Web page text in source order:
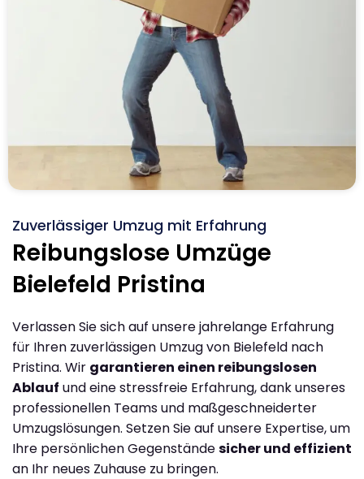
Zuverlässiger Umzug mit Erfahrung
Reibungslose Umzüge
Bielefeld Pristina
Verlassen Sie sich auf unsere jahrelange Erfahrung
für Ihren zuverlässigen Umzug von Bielefeld nach
Pristina. Wir garantieren einen reibungslosen
Ablauf und eine stressfreie Erfahrung, dank unseres
professionellen Teams und maßgeschneiderter
Umzugslösungen. Setzen Sie auf unsere Expertise, um
Ihre persönlichen Gegenständesicher und effizient
an Ihr neues Zuhause zu bringen.